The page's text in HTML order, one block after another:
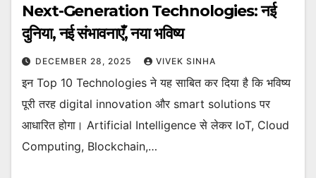
Next-Generation Technologies: नई
दुनिया, नई संभावनाएँ, नया भविष्य
DECEMBER 28, 2025 VIVEK SINHA
इन Top 10 Technologies ने यह साबित कर दिया है कि भविष्य
पूरी तरह digital innovation और smart solutions पर
आधारित होगा। Artificial Intelligence से लेकर IoT, Cloud
Computing, Blockchain,…